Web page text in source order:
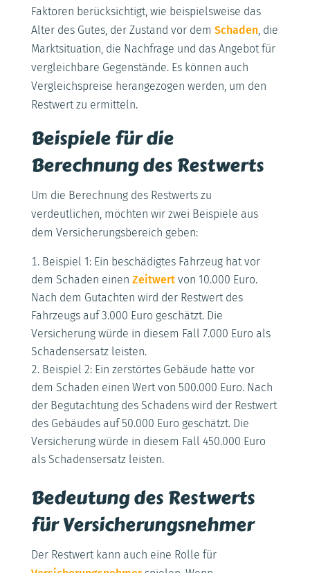
Faktoren berücksichtigt, wie beispielsweise das
Alter des Gutes, der Zustand vor dem Schaden, die
Marktsituation, die Nachfrage und das Angebot für
vergleichbare Gegenstände. Es können auch
Vergleichspreise herangezogen werden, um den
Restwert zu ermitteln.
Beispiele für die
Berechnung des Restwerts
Um die Berechnung des Restwerts zu
verdeutlichen, möchten wir zwei Beispiele aus
dem Versicherungsbereich geben:
Beispiel 1: Ein beschädigtes Fahrzeug hat vor
dem Schaden einen Zeitwertvon 10.000 Euro.
Nach dem Gutachten wird der Restwert des
Fahrzeugs auf 3.000 Euro geschätzt. Die
Versicherung würde in diesem Fall 7.000 Euro als
Schadensersatz leisten.
Beispiel 2: Ein zerstörtes Gebäude hatte vor
dem Schaden einen Wert von 500.000 Euro. Nach
der Begutachtung des Schadens wird der Restwert
des Gebäudes auf 50.000 Euro geschätzt. Die
Versicherung würde in diesem Fall 450.000 Euro
als Schadensersatz leisten.
Bedeutung des Restwerts
für Versicherungsnehmer
Der Restwert kann auch eine Rolle für